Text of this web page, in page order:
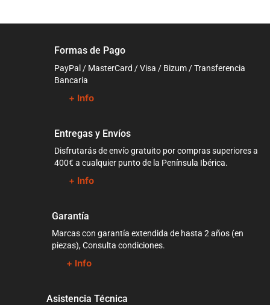
Formas de Pago
PayPal / MasterCard / Visa / Bizum / Transferencia
Bancaria
+ Info
Entregas y Envíos
Disfrutarás de envío gratuito por compras superiores a
400€ a cualquier punto de la Península Ibérica.
+ Info
Garantía
Marcas con garantía extendida de hasta 2 años (en
piezas), Consulta condiciones.
+ Info
Asistencia Técnica